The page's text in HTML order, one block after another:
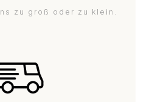
zu groß oder zu klein.